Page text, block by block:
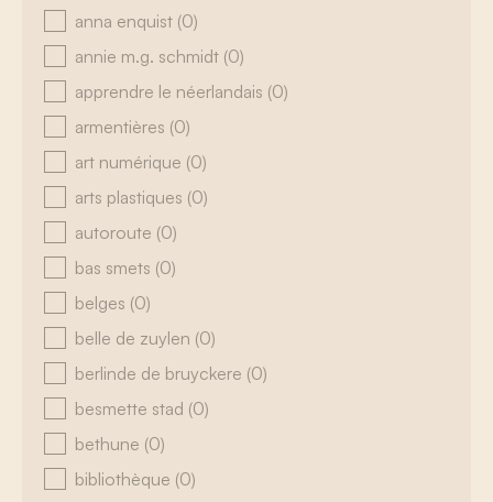
anna enquist (0)
annie m.g. schmidt (0)
apprendre le néerlandais (0)
armentières (0)
art numérique (0)
arts plastiques (0)
autoroute (0)
bas smets (0)
belges (0)
belle de zuylen (0)
berlinde de bruyckere (0)
besmette stad (0)
bethune (0)
bibliothèque (0)